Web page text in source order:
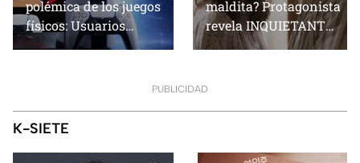
polémica de los juegos
físicos: Usuarios
reportan
maldita? Protagonista
revela INQUIETANTES
señales en su cuerpo
de la película
PUBLICIDAD
K-SIETE